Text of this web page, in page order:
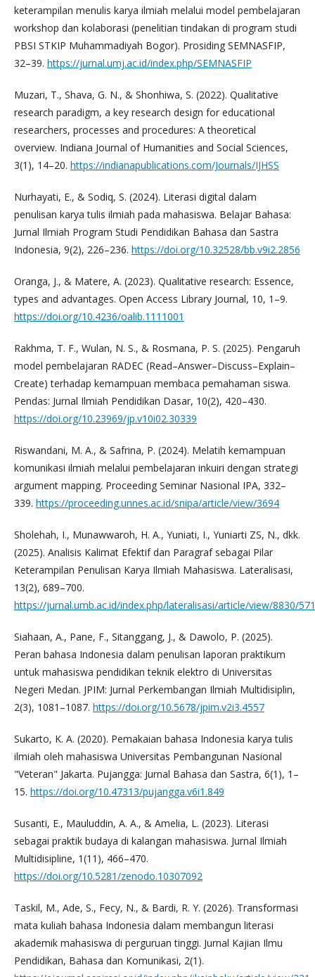
keterampilan menulis karya ilmiah melalui model pembelajaran
workshop dan kolaborasi (penelitian tindakan di program studi
PBSI STKIP Muhammadiyah Bogor). Prosiding SEMNASFIP,
32–39. https://jurnal.umj.ac.id/index.php/SEMNASFIP
Muzari, T., Shava, G. N., & Shonhiwa, S. (2022). Qualitative
research paradigm, a key research design for educational
researchers, processes and procedures: A theoretical
overview. Indiana Journal of Humanities and Social Sciences,
3(1), 14–20. https://indianapublications.com/Journals/IJHSS
Nurhayati, E., & Sodiq, S. (2024). Literasi digital dalam
penulisan karya tulis ilmiah pada mahasiswa. Belajar Bahasa:
Jurnal Ilmiah Program Studi Pendidikan Bahasa dan Sastra
Indonesia, 9(2), 226–236. https://doi.org/10.32528/bb.v9i2.2856
Oranga, J., & Matere, A. (2023). Qualitative research: Essence,
types and advantages. Open Access Library Journal, 10, 1–9.
https://doi.org/10.4236/oalib.1111001
Rakhma, T. F., Wulan, N. S., & Rosmana, P. S. (2025). Pengaruh
model pembelajaran RADEC (Read–Answer–Discuss–Explain–
Create) terhadap kemampuan membaca pemahaman siswa.
Pendas: Jurnal Ilmiah Pendidikan Dasar, 10(2), 420–430.
https://doi.org/10.23969/jp.v10i02.30339
Riswandani, M. A., & Safrina, P. (2024). Melatih kemampuan
komunikasi ilmiah melalui pembelajaran inkuiri dengan strategi
argument mapping. Proceeding Seminar Nasional IPA, 332–
339. https://proceeding.unnes.ac.id/snipa/article/view/3694
Sholehah, I., Munawwaroh, H. A., Yuniati, I., Yuniarti ZS, N., dkk.
(2025). Analisis Kalimat Efektif dan Paragraf sebagai Pilar
Keterampilan Penulisan Karya Ilmiah Mahasiswa. Lateralisasi,
13(2), 689–700.
https://jurnal.umb.ac.id/index.php/lateralisasi/article/view/8830/
Siahaan, A., Pane, F., Sitanggang, J., & Dawolo, P. (2025).
Peran bahasa Indonesia dalam penulisan laporan praktikum
untuk mahasiswa pendidikan teknik elektro di Universitas
Negeri Medan. JPIM: Jurnal Perkembangan Ilmiah Multidisiplin,
2(3), 1081–1087. https://doi.org/10.5678/jpim.v2i3.4557
Sukarto, K. A. (2020). Pemakaian bahasa Indonesia karya tulis
ilmiah oleh mahasiswa Universitas Pembangunan Nasional
"Veteran" Jakarta. Pujangga: Jurnal Bahasa dan Sastra, 6(1), 1–
15. https://doi.org/10.47313/pujangga.v6i1.849
Susanti, E., Mauluddin, A. A., & Amelia, L. (2023). Literasi
sebagai praktik budaya di kalangan mahasiswa. Jurnal Ilmiah
Multidisipline, 1(11), 466–470.
https://doi.org/10.5281/zenodo.10307092
Taskil, M., Ade, S., Fecy, N., & Bardi, R. Y. (2026). Transformasi
mata kuliah bahasa Indonesia dalam membangun literasi
akademik mahasiswa di perguruan tinggi. Jurnal Kajian Ilmu
Pendidikan, Bahasa dan Komunikasi, 2(1).